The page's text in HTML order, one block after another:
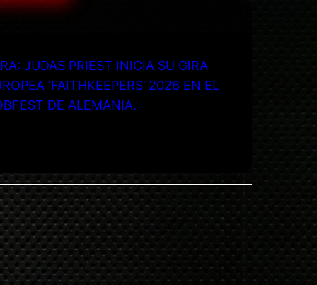
JUDAS PRIEST INICIA SU GIRA
‘FAITHKEEPERS’ 2026 EN EL
DE ALEMANIA.